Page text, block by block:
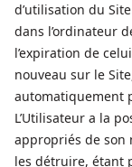
d’utilisation du
dans l’ordinateur
l’expiration de
nouveau sur le
automatiquement
L’Utilisateur a la
appropriés de son
les détruire, étant